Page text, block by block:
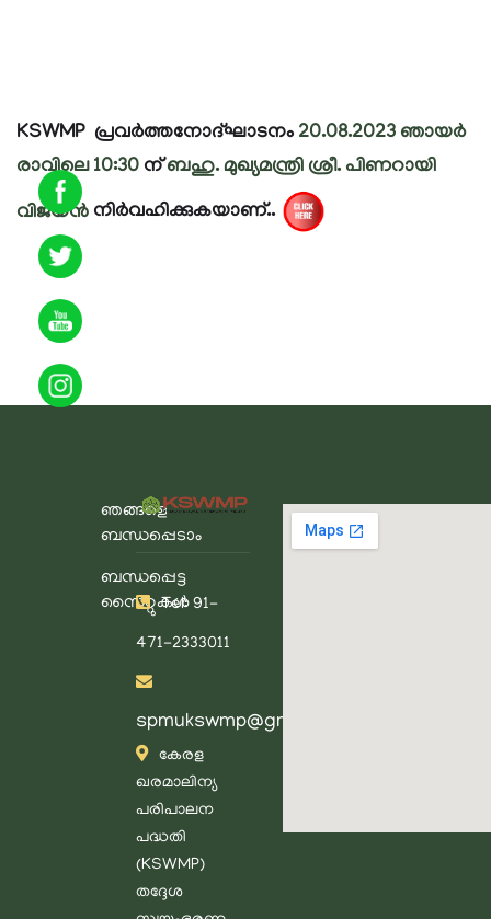
KSWMP പ്രവർത്തനോദ്ഘാടനം 20.08.2023 ഞായർ
രാവിലെ 10:30 ന്ബഹു. മുഖ്യമന്ത്രി ശ്രീ. പിണറായി
വിജയൻ നിർവഹിക്കുകയാണ്..
ഞങ്ങളെ
ബന്ധപ്പെടാം
ബന്ധപ്പെട്ട
സൈറ്റുകൾTel: 91-
471-2333011
spmukswmp@gmail.com
കേരള
ഖരമാലിന്യ
പരിപാലന
പദ്ധതി
(KSWMP)
തദ്ദേശ